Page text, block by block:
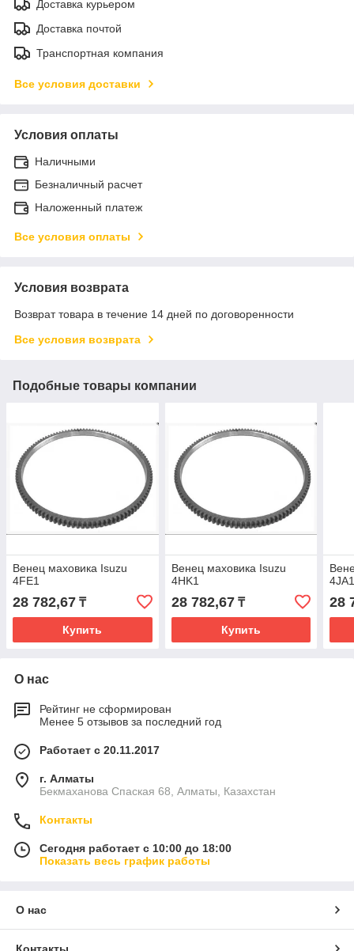
Доставка курьером
Доставка почтой
Транспортная компания
Все условия доставки
Условия оплаты
Наличными
Безналичный расчет
Наложенный платеж
Все условия оплаты
Условия возврата
Возврат товара в течение 14 дней по договоренности
Все условия возврата
Подобные товары компании
Венец маховика Isuzu
4FE1
28 782,67 ₸
Купить
Венец маховика Isuzu
4HK1
28 782,67₸
Купить
28
О нас
Рейтинг не сформирован
Менее 5 отзывов за последний год
Работает с 20.11.2017
г. Алматы
Бекмаханова Спаская 68, Алматы, Казахстан
Контакты
Сегодня работает с 10:00 до 18:00
Показать весь график работы
О нас